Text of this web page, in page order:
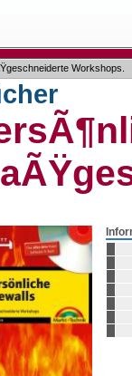
Workshops.